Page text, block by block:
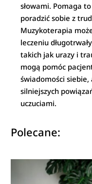
słowami. Pomaga
poradzić sobie z
Muzykoterapia
leczeniu
takich jak urazy i
mogą pomóc
świadomości
silniejszych
uczuciami.
Polecane: